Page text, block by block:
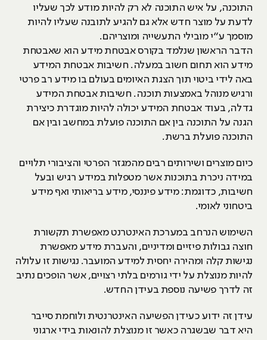
התוכנה, על איש התוכנה לא רק להיות מודע לכך שעליו
לדעת על מוצר חדש אלא גם להגיע לתובנה שעליו להיות
מוסמך ע“י מובילי התעשייה ומוצריהם.
הדבר הראשון שנלמד בקורס אבטחת מידע הוא שאבטחת
מידע הוא תחום חשוב במעלה. חשיבות אבטחת המידע
באה לידי ביטוי תוך הצגת האיומים בעולם בו מידע רב פרטי
ורגיש מנוהל באמצעות תוכנה. חשיבות אבטחת המידע
גדלה, בעוד אבטחת המידע יכולה להיות מוגדרת כיצירת
הגנה על התוכנה בין אם התוכנה פועלת במחשב ובין אם
התוכנה פועלת ברשת.
כיום מוצרים ושירותים רבים מהמגזר הפרטי והציבורי תלויים
במידה ניכרת בתוכנות אשר מטפלות במידע רגיש ובעל
חשיבות, כדוגמת: מידע פיננסי, מידע בריאותי ואף מידע
ביטחוני לאומי.
השימוש הנרחב במערכת האינטרנט מאפשרת תקשורת
חוצה גבולות פיזיים ומדיניים, והעברת מידע מאפשרת
נגישות קלה ומהירה יחסית למידע המועבר. נגישות זו עלולה
להיות מנוצלת על ידי גורמים בלתי רצויים, אשר הופכים נתיב
זה לדרך פשיעה נוספת בעידן החדש.
עידן זה ידוע כעידן הפשיעה האינטרנטית ולוחמת סייבר
היא דבר שבשגרה כאשר זו מנוצלת להונאות בידי ארגוני